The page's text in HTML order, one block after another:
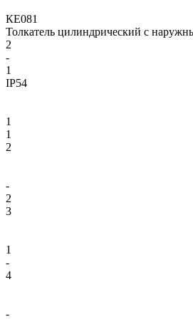
КЕ081
Толкатель цилиндрический с
2
-
1
IP54
1
1
2
-
2
3
1
-
4
-